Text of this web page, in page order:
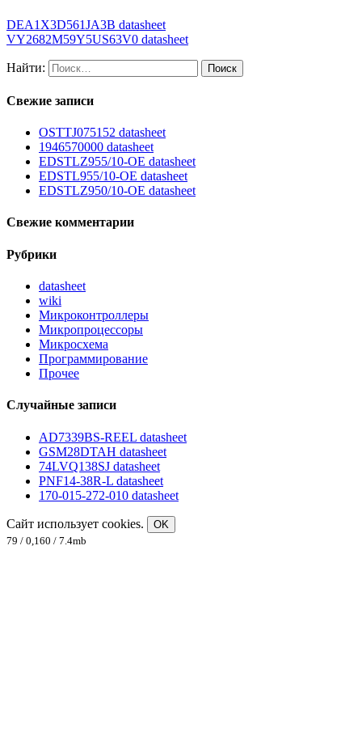
DEA1X3D561JA3B datasheet
VY2682M59Y5US63V0 datasheet
Найти:
Свежие записи
OSTTJ075152 datasheet
1946570000 datasheet
EDSTLZ955/10-OE datasheet
EDSTL955/10-OE datasheet
EDSTLZ950/10-OE datasheet
Свежие комментарии
Рубрики
datasheet
wiki
Микроконтроллеры
Микропроцессоры
Микросхема
Программирование
Прочее
Случайные записи
AD7339BS-REEL datasheet
GSM28DTAH datasheet
74LVQ138SJ datasheet
PNF14-38R-L datasheet
170-015-272-010 datasheet
Сайт использует cookies.
OK
79 / 0,160 / 7.4mb